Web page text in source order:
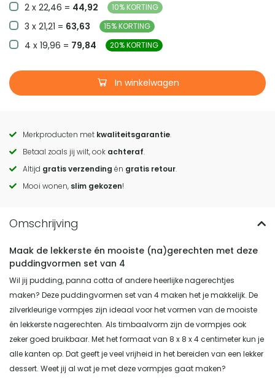
2 x 22,46 = 44,92 10% KORTING
3 x 21,21 = 63,63 15% KORTING
4 x 19,96 = 79,84 20% KORTING
In winkelwagen
Call
to
actions
Merkproducten met kwaliteitsgarantie.
Betaal zoals jij wilt, ook achteraf.
Altijd gratis verzending én gratis retour.
Mooi wonen, slim gekozen!
Maak de lekkerste én mooiste (na)gerechten met deze
puddingvormen set van 4
Wil jij pudding, panna cotta of andere heerlijke nagerechtjes
maken? Deze puddingvormen set van 4 maken het je makkelijk. De
zilverkleurige vormpjes zijn ideaal voor het vormen van de mooiste
én lekkerste nagerechten. Als timbaalvorm zijn de vormpjes ook
zeker goed bruikbaar. Met het formaat van 8 x 8 x 4 centimeter kun je
alle kanten op. Dat geeft je veel vrijheid in het bereiden van een lekker
dessert. Weet jij al wat je met deze vormpjes gaat maken?